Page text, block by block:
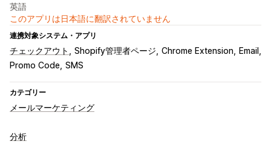
英語
このアプリは日本語に翻訳されていません
連携対象システム・アプリ
チェックアウト Shopify管理者ページ Chrome Extension
Email
Promo Code SMS
カテゴリー
メールマーケティング
分析